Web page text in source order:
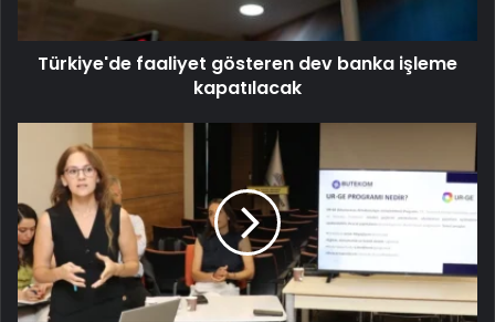
Türkiye'de faaliyet gösteren dev banka işleme
kapatılacak